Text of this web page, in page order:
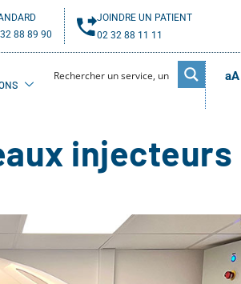
88 89 90
JOINDRE UN PATIENT
02 32 88 11 11
aA
injecteurs